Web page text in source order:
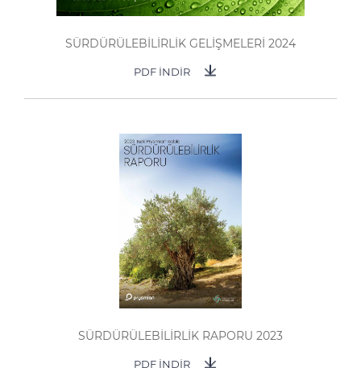
SÜRDÜRÜLEBİLİRLİK GELİŞMELERİ 2024
PDF İNDİR
SÜRDÜRÜLEBİLİRLİK RAPORU 2023
PDF İNDİR